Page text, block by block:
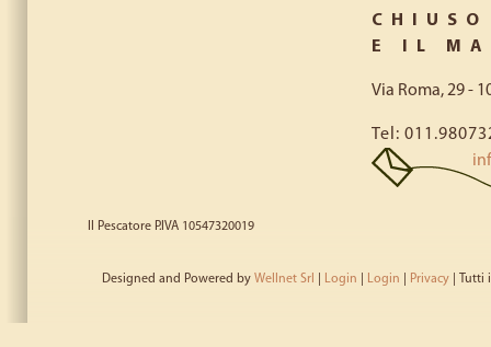
E IL
Via Roma, 29 -
Tel:
Il Pescatore P.IVA 10547320019
Designed and Powered by Wellnet Srl Login Login Privacy| Tutti i